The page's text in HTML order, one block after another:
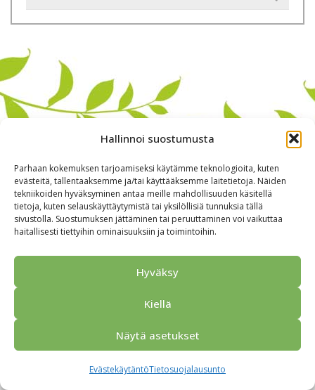
Hallinnoi suostumusta
Parhaan kokemuksen tarjoamiseksi käytämme teknologioita, kuten
evästeitä, tallentaaksemme ja/tai käyttääksemme laitetietoja. Näiden
tekniikoiden hyväksyminen antaa meille mahdollisuuden käsitellä
tietoja, kuten selauskäyttäytymistä tai yksilöllisiä tunnuksia tällä
sivustolla. Suostumuksen jättäminen tai peruuttaminen voi vaikuttaa
haitallisesti tiettyihin ominaisuuksiin ja toimintoihin.
Hyväksy
Kiellä
Näytä asetukset
EvästekäytäntöTietosuojalausunto
for:
Alkuun Ryhmille Kokous & Ohjelmat
Yhteistyökumppanit
Tarjouspyyntö
Anna palautetta
Tietosuojaseloste
© 2026 Porvoo Tours - matkanjärjestäjä / FPW